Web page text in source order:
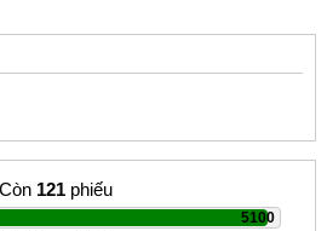
Còn 121phiếu
5100